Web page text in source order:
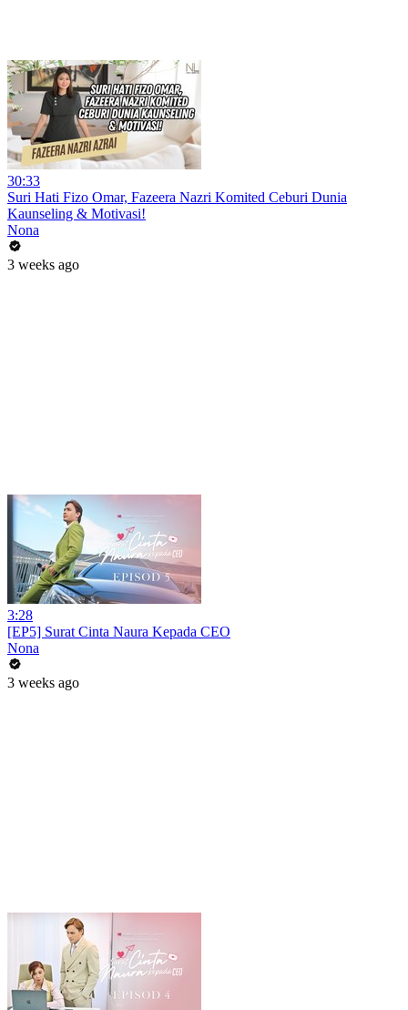
30:33
Suri Hati Fizo Omar, Fazeera Nazri Komited Ceburi Dunia
Kaunseling & Motivasi!
Nona
3 weeks ago
3:28
[EP5] Surat Cinta Naura Kepada CEO
Nona
3 weeks ago